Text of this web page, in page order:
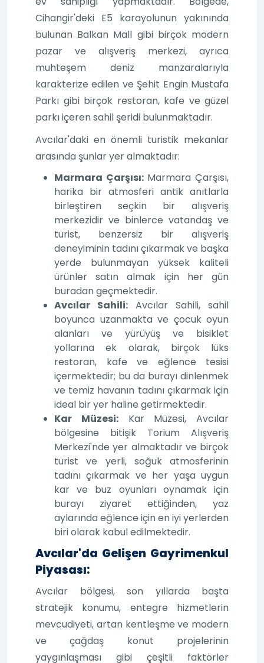
Cihangir'deki E5 karayolunun yakınında
bulunan Balkan Mall gibi birçok modern
pazar ve alışveriş merkezi, ayrıca
muhteşem deniz manzaralarıyla
karakterize edilen ve Şehit Engin Mustafa
Parkı gibi birçok restoran, kafe ve güzel
parkı içeren sahil şeridi bulunmaktadır.
Avcılar'daki en önemli turistik mekanlar
arasında şunlar yer almaktadır:
Marmara Çarşısı:Marmara Çarşısı,
harika bir atmosferi antik anıtlarla
birleştiren seçkin bir alışveriş
merkezidir ve binlerce vatandaş ve
turist, benzersiz bir alışveriş
deneyiminin tadını çıkarmak ve başka
yerde bulunmayan yüksek kaliteli
ürünler satın almak için her gün
buradan geçmektedir.
Avcılar Sahili: Avcılar Sahili, sahil
boyunca uzanmakta ve çocuk oyun
alanları ve yürüyüş ve bisiklet
yollarına ek olarak, birçok lüks
restoran, kafe ve eğlence tesisi
içermektedir; bu da burayı dinlenmek
ve temiz havanın tadını çıkarmak için
ideal bir yer haline getirmektedir.
Kar Müzesi:Kar Müzesi, Avcılar
bölgesine bitişik Torium Alışveriş
Merkezi'nde yer almaktadır ve birçok
turist ve yerli, soğuk atmosferinin
tadını çıkarmak ve her yaşa uygun
kar ve buz oyunları oynamak için
burayı ziyaret ettiğinden, yaz
aylarında eğlence için en iyi yerlerden
biri olarak kabul edilmektedir.
Avcılar'da Gelişen Gayrimenkul
Piyasası:
Avcılar bölgesi, son yıllarda başta
stratejik konumu, entegre hizmetlerin
mevcudiyeti, artan kentleşme ve modern
ve çağdaş konut projelerinin
yaygınlaşması gibi çeşitli faktörler